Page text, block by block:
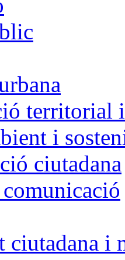
territorial
i
ciutadana
ciutadana i